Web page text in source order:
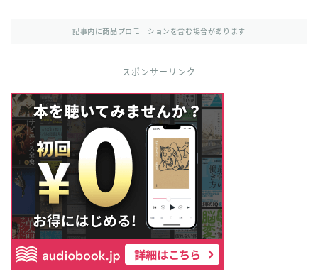
記事内に商品プロモーションを含む場合があります
スポンサーリンク